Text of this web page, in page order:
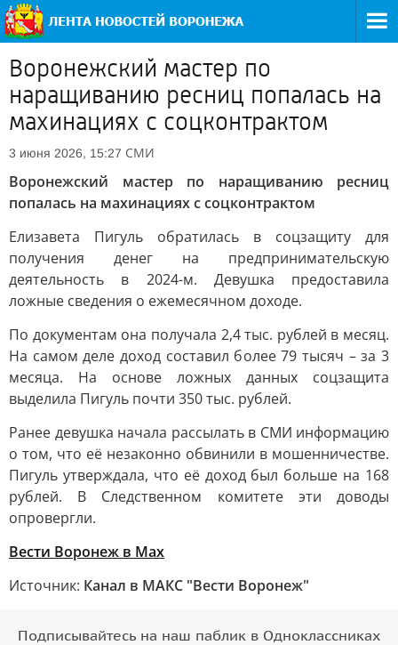
Воронежский мастер по
наращиванию ресниц попалась на
махинациях с соцконтрактом
3 июня 2026, 15:27 СМИ
Воронежский мастер по наращиванию ресниц
попалась на махинациях с соцконтрактом
Елизавета Пигуль обратилась в соцзащиту для
получения денег на предпринимательскую
деятельность в 2024-м. Девушка предоставила
ложные сведения о ежемесячном доходе.
По документам она получала 2,4 тыс. рублей в месяц.
На самом деле доход составил более 79 тысяч – за 3
месяца. На основе ложных данных соцзащита
выделила Пигуль почти 350 тыс. рублей.
Ранее девушка начала рассылать в СМИ информацию
о том, что её незаконно обвинили в мошенничестве.
Пигуль утверждала, что её доход был больше на 168
рублей. В Следственном комитете эти доводы
опровергли.
Вести Воронеж в Max
Источник: Канал в МАКС "Вести Воронеж"
Подписывайтесь на наш паблик в Одноклассниках